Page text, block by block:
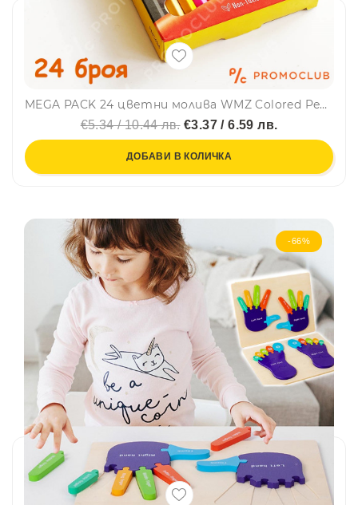
MEGA PACK 24 цветни молива WMZ Colored Pencil
€5.34 / 10.44 лв.€3.37 / 6.59 лв.
ДОБАВИ В КОЛИЧКА
-66%